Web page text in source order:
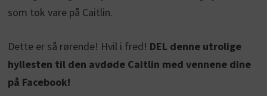
som tok vare på Caitlin.
Dette er så rørende! Hvil i fred! DEL denne utrolige
hyllesten til den avdøde Caitlin med vennene dine
på Facebook!